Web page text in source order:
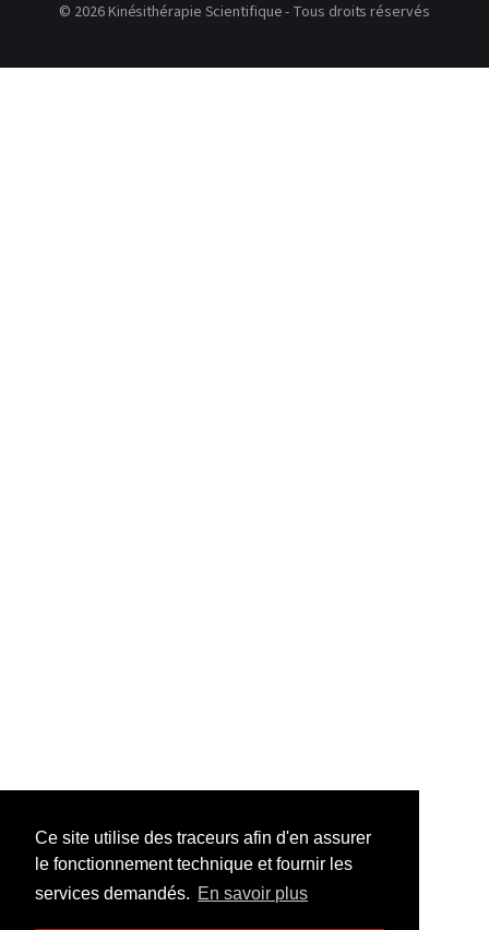
Ce site utilise des traceurs afin d'en assurer
le fonctionnement technique et fournir les
services demandés. En savoir plus
© 2026 Kinésithérapie Scientifique - Tous droits réservés